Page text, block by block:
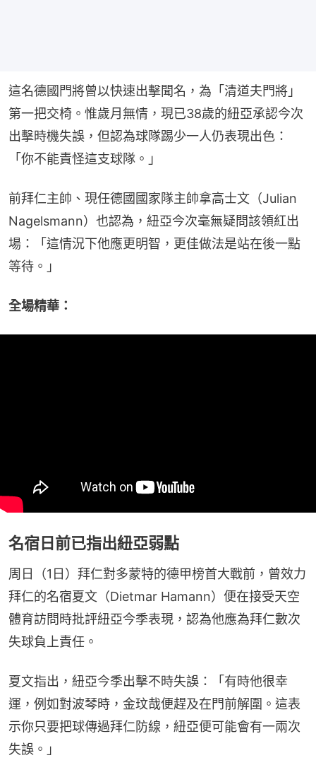
這名德國門將曾以快速出擊聞名，為「清道夫門將」
第一把交椅。惟歲月無情，現已38歲的紐亞承認今次
出擊時機失誤，但認為球隊踢少一人仍表現出色：
「你不能責怪這支球隊。」
前拜仁主帥、現任德國國家隊主帥拿高士文（Julian
Nagelsmann）也認為，紐亞今次毫無疑問該領紅出
場：「這情況下他應更明智，更佳做法是站在後一點
等待。」
全場精華：
名宿日前已指出紐亞弱點
周日（1日）拜仁對多蒙特的德甲榜首大戰前，曾效力
拜仁的名宿夏文（Dietmar Hamann）便在接受天空
體育訪問時批評紐亞今季表現，認為他應為拜仁數次
失球負上責任。
夏文指出，紐亞今季出擊不時失誤：「有時他很幸
運，例如對波琴時，金玟哉便趕及在門前解圍。這表
示你只要把球傳過拜仁防線，紐亞便可能會有一兩次
失誤。」